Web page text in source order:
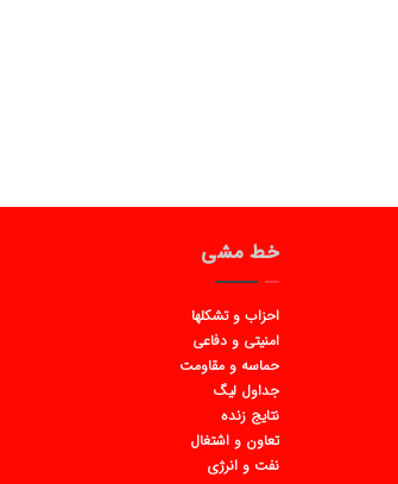
خط مشی
احزاب و تشکلها
امنیتی و دفاعی
حماسه و مقاومت
جداول لیگ
نتایج زنده
تعاون و اشتغال
نفت و انرژی